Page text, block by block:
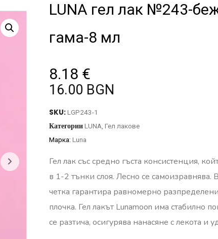
LUNA гел лак №243-
гама-8 мл
8.18 €
16.00 BGN
SKU:LGP243-1
КатегорииLUNA Гел лакове
Марка: Luna
Гел лак със средно гъста консистенция,
в 1-2 тънки слоя. Лесно се самоизравнява.
четка гарантира равномерно
плочка. Гел лакът Lunamoon има стабилно
се разтича, осигурява нанасяне с лекота и